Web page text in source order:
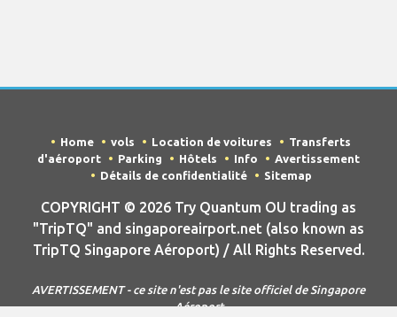
Home vols Location de voitures
Transferts
d'aéroport
Parking Hôtels Info
Avertissement
Détails de confidentialité
Sitemap
COPYRIGHT © 2026 Try Quantum OU trading as
"TripTQ" and singaporeairport.net (also known as
TripTQ Singapore Aéroport) / All Rights Reserved.
AVERTISSEMENT - ce site n'est pas le site officiel de Singapore
Aéroport